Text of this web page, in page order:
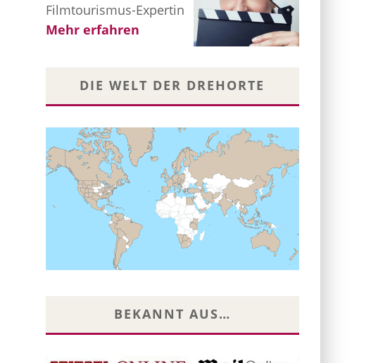
Filmtourismus-Expertin
Mehr erfahren
DIE WELT DER DREHORTE
BEKANNT AUS…